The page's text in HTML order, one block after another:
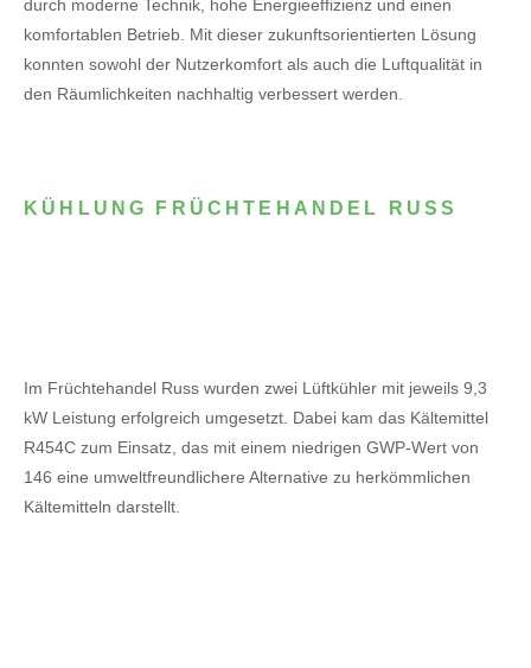
durch moderne Technik, hohe Energieeffizienz und einen
komfortablen Betrieb. Mit dieser zukunftsorientierten Lösung
konnten sowohl der Nutzerkomfort als auch die Luftqualität in
den Räumlichkeiten nachhaltig verbessert werden.
KÜHLUNG FRÜCHTEHANDEL RUSS
Im Früchtehandel Russ wurden zwei Lüftkühler mit jeweils 9,3
kW Leistung erfolgreich umgesetzt. Dabei kam das Kältemittel
R454C zum Einsatz, das mit einem niedrigen GWP-Wert von
146 eine umweltfreundlichere Alternative zu herkömmlichen
Kältemitteln darstellt.